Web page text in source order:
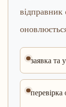
відправник
заявка та